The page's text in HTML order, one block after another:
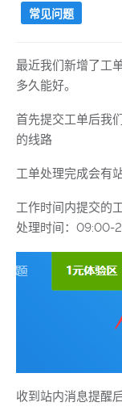
常见问题
最近我们新增了工
多久能好。
首先提交工单后我
的线路
工单处理完成会有
工作时间内提交的
处理时间：09:00-
收到站内消息提醒